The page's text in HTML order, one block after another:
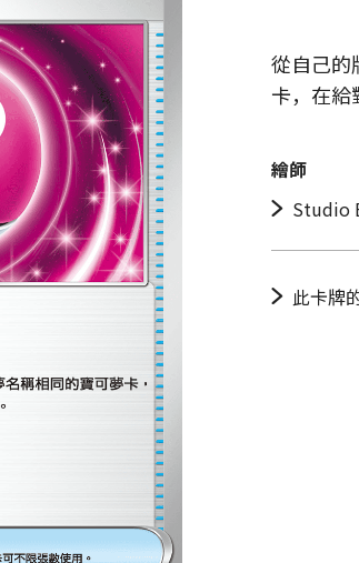
從自己的
卡，在給
繪師
Studio
此卡牌